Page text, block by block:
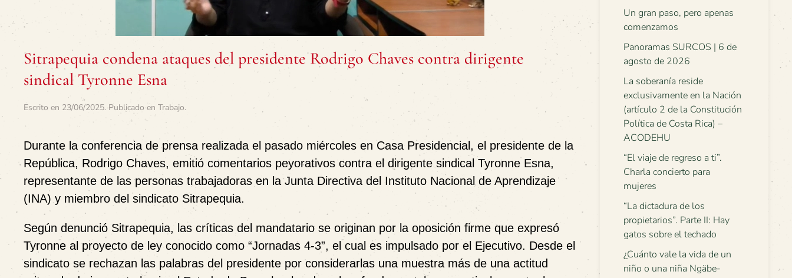
Sitrapequia condena ataques del presidente Rodrigo Chaves contra dirigente
sindical Tyronne Esna
Escrito en 23/06/2025. Publicado en Trabajo.
Durante la conferencia de prensa realizada el pasado miércoles en Casa Presidencial, el presidente de la
República, Rodrigo Chaves, emitió comentarios peyorativos contra el dirigente sindical Tyronne Esna,
representante de las personas trabajadoras en la Junta Directiva del Instituto Nacional de Aprendizaje
(INA) y miembro del sindicato Sitrapequia.
Según denunció Sitrapequia, las críticas del mandatario se originan por la oposición firme que expresó
Tyronne al proyecto de ley conocido como “Jornadas 4-3”, el cual es impulsado por el Ejecutivo. Desde el
sindicato se rechazan las palabras del presidente por considerarlas una muestra más de una actitud
Un gran paso, pero apenas
comenzamos
Panoramas SURCOS | 6 de
agosto de 2026
La soberanía reside
exclusivamente en la Nación
(artículo 2 de la Constitución
Política de Costa Rica) –
ACODEHU
“El viaje de regreso a ti”.
Charla concierto para
mujeres
“La dictadura de los
propietarios”. Parte II: Hay
gatos sobre el techado
¿Cuánto vale la vida de un
niño o una niña Ngäbe-